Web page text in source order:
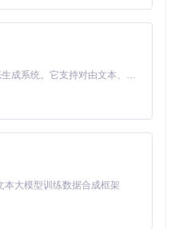
MiniMax H3 是一个通用的全模态生成系统。它支持对由文本、图像、视频和音频组成的多模态上下文进行统一理解，并能生成分辨率高达 2K、时长可达 15 秒的带原生立体声音频的视频。得益于面向任务泛化的系统设计，H3 在预训练阶段就已具备广泛的多模态上下文理解与生成能力，能够出色地执行复杂的多模态指令。
本大模型训练数据合成框架